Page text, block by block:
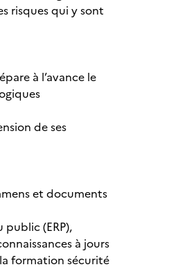
risques qui y sont
à l’avance le
de ses
et documents
(ERP),
à jours
formation sécurité